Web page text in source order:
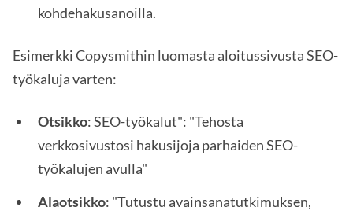
kohdehakusanoilla.
Esimerkki Copysmithin luomasta aloitussivusta SEO-
työkaluja varten:
Otsikko: SEO-työkalut": "Tehosta
verkkosivustosi hakusijoja parhaiden SEO-
työkalujen avulla"
Alaotsikko: "Tutustu avainsanatutkimuksen,